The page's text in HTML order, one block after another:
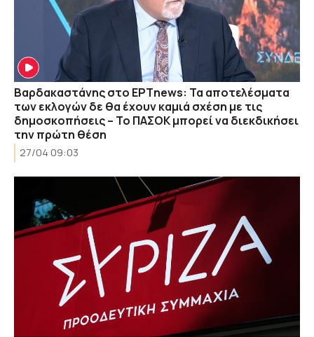
Βαρδακαστάνης στο ΕΡΤnews: Τα αποτελέσματα
των εκλογών δε θα έχουν καμιά σχέση με τις
δημοσκοπήσεις – Το ΠΑΣΟΚ μπορεί να διεκδικήσει
την πρώτη θέση
27/04 09:03